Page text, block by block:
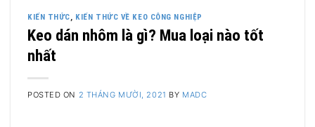
KIẾN THỨC, KIẾN THỨC VỀ KEO CÔNG NGHIỆP
Keo dán nhôm là gì? Mua loại nào tốt
nhất
POSTED ON 2 THÁNG MƯỜI, 2021 BY MADC